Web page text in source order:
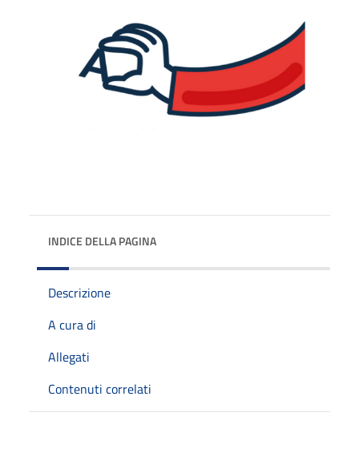
INDICE DELLA PAGINA
Descrizione
A cura di
Allegati
Contenuti correlati